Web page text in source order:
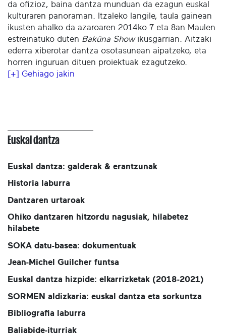
da ofizioz, baina dantza munduan da ezagun euskal
kulturaren panoraman. Itzaleko langile, taula gainean
ikusten ahalko da azaroaren 2014ko 7 eta 8an Maulen
estreinatuko duten Baküna Showikusgarrian. Aitzaki
ederra xiberotar dantza osotasunean aipatzeko, eta
horren inguruan dituen proiektuak ezagutzeko.
[+] Gehiago jakin
Euskal dantza
Euskal dantza: galderak & erantzunak
Historia laburra
Dantzaren urtaroak
Ohiko dantzaren hitzordu nagusiak, hilabetez
hilabete
SOKA datu-basea: dokumentuak
Jean-Michel Guilcher funtsa
Euskal dantza hizpide: elkarrizketak (2018-2021)
SORMEN aldizkaria: euskal dantza eta sorkuntza
Bibliografia laburra
Baliabide-iturriak